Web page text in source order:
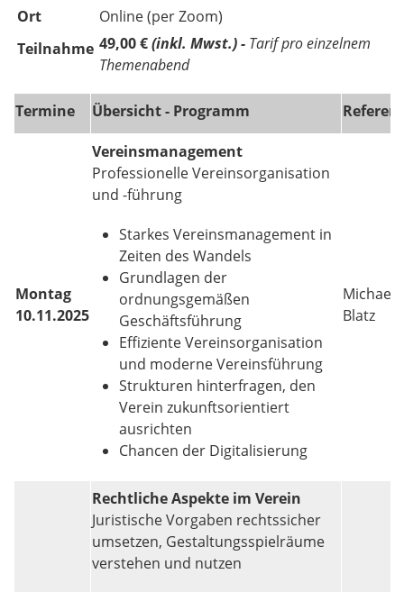
Ort
Online (per Zoom)
Teilnahme 49,00 €(inkl. Mwst.) - Tarif pro einzelnem
Themenabend
Termine Übersicht - Programm
Montag
10.11.2025
Vereinsmanagement
Professionelle Vereinsorganisation
und -führung
Starkes Vereinsmanagement in
Zeiten des Wandels
Grundlagen der
ordnungsgemäßen
Geschäftsführung
Effiziente Vereinsorganisation
und moderne Vereinsführung
Strukturen hinterfragen, den
Verein zukunftsorientiert
ausrichten
Chancen der Digitalisierung
Michael
Blatz
Rechtliche Aspekte im Verein
Juristische Vorgaben rechtssicher
umsetzen, Gestaltungsspielräume
verstehen und nutzen